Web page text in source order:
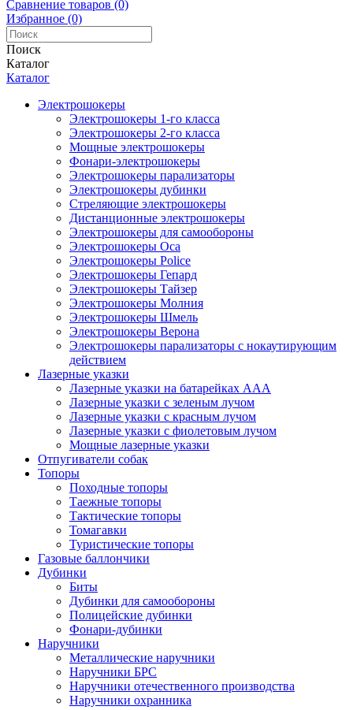
Сравнение товаров (0)
Избранное (0)
Поиск
Каталог
Каталог
Электрошокеры
Электрошокеры 1-го класса
Электрошокеры 2-го класса
Мощные электрошокеры
Фонари-электрошокеры
Электрошокеры парализаторы
Электрошокеры дубинки
Стреляющие электрошокеры
Дистанционные электрошокеры
Электрошокеры для самообороны
Электрошокеры Оса
Электрошокеры Police
Электрошокеры Гепард
Электрошокеры Тайзер
Электрошокеры Молния
Электрошокеры Шмель
Электрошокеры Верона
Электрошокеры парализаторы с нокаутирующим
действием
Лазерные указки
Лазерные указки на батарейках ААА
Лазерные указки с зеленым лучом
Лазерные указки с красным лучом
Лазерные указки с фиолетовым лучом
Мощные лазерные указки
Отпугиватели собак
Топоры
Походные топоры
Таежные топоры
Тактические топоры
Томагавки
Туристические топоры
Газовые баллончики
Дубинки
Биты
Дубинки для самообороны
Полицейские дубинки
Фонари-дубинки
Наручники
Металлические наручники
Наручники БРС
Наручники отечественного производства
Наручники охранника